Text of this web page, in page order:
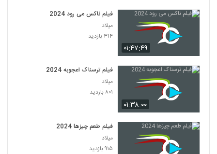
۰۱:۴۷:۴۹
فیلم ناکس می رود 2024
میلاد
۳۱۴ بازدید
۰۱:۳۸:۰۰
فیلم ترسناک اعجوبه 2024
میلاد
۸۰۱ بازدید
فیلم طعم چیزها 2024
میلاد
۹۱۵ بازدید